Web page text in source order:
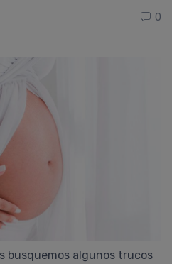
0
busquemos algunos trucos